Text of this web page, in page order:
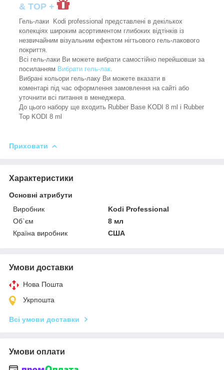
& TOP +
Гель-лаки Kodi professional представлені в декількох
колекціях широким асортиментом глибоких відтінків із
незвичайним візуальним ефектом нігтьового гель-лакового
покриття.
Всі гель-лаки Ви можете вибрати самостійно перейшовши за
посиланням Вибрати гель-лак
Вибрані кольори гель-лаку Ви можете вказати в
коментарі під час оформлення замовлення на сайті або
уточнити всі питання в менеджера.
До цього набору ще входить Rubber Base KODI 8 ml і Rubber
Top KODI 8 ml
Приховати
Характеристики
Основні атрибути
Виробник
Kodi Professional
Об`єм
8 мл
Країна виробник
США
Умови доставки
Нова Пошта
Укрпошта
Всі умови доставки
Умови оплати